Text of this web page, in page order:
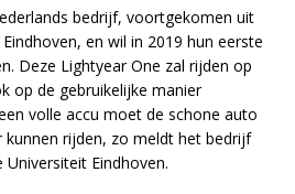
bedrijf, voortgekomen uit
en wil in 2019 hun eerste
Deze Lightyear One zal rijden op
op de gebruikelijke manier
volle accu moet de schone auto
rijden, zo meldt het bedrijf
Eindhoven.